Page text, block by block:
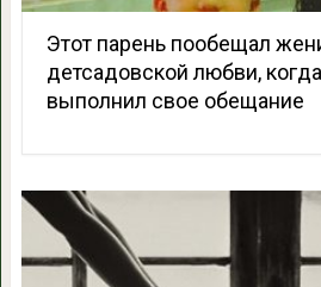
Этот парень пообещал
детсадовской любви,
выполнил свое обещание